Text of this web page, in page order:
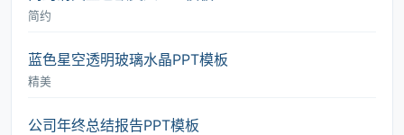
简约
蓝色星空透明玻璃水晶PPT模板
精美
公司年终总结报告PPT模板